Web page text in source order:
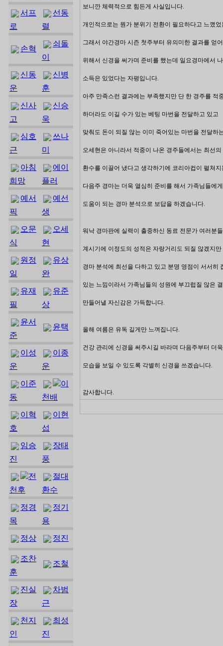
서프
로
선동
렬
손혁
쇠돌
이
신동
운
신병
훈
신사
고
신승
욱
심호
근
쓰나
미
아침
희망
에이
플러
예서
픽
예선
생
오문
식
오세
현
원정
일
유상
완
유재
필
유준
상
윤서
준
윤택
이성
운
이종
운
이준
동
이
천배
이혁
호
이현
섭
임승
진
장태
풍
전
천후
절대
환수
정경
목
정기
용
정상 정진
조찬
훈
조철
진실
장
차범
근
천지
인
최성
진
보니깐 체력적으로 힘든게 사실입니다.
개인적으로는 뭔가 분위기 전환이 필요하다고 느꼈었
그래서 야간경마 시즌 첫주부터 유의미한 결과를 얻
위해서 신경을 써가며 준비를 했는데 일요경마에서
소득은 있었다는 자평입니다.
아주 만족스런 결과에는 부족했지만 단 한 경주를 적
하더라도 이길 수가 있는 베팅 마번을 전달하고 있고
맞춰도 돈이 되질 않는 이미 죽어있는 마번을 전달하
오세현은 아니라서 적중이 나온 경주들에서는 최선의
환수를 이끌어 냈다고 생각하기에 코리아컵이 펼쳐지
다음주 경마는 더욱 열심히 준비를 해서 가족님들에게
도움이 되는 경마 분석으로 보답을 하겠습니다.
워낙 경마판에 실력이 출중하신 동료 전문가 여러분
계시기에 이정도의 성적은 자랑거리도 되질 않겠지만
경마 분석에 최선을 다하고 있고 분명 영점이 서서히
있는 느낌이라서 가족님들의 성원에 부끄럽질 않은
만들어낼 자신감은 가득합니다.
올해 여름은 유독 길게만 느껴집니다.
건강 관리에 신경을 써주시길 바라며 다음주부터 더
모습을 보일 수 있도록 각별히 신경을 쓰겠습니다.
감사합니다.